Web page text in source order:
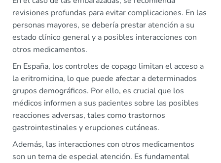
revisiones profundas para evitar complicaciones. En las
personas mayores, se debería prestar atención a su
estado clínico general y a posibles interacciones con
otros medicamentos.
En España, los controles de copago limitan el acceso a
la eritromicina, lo que puede afectar a determinados
grupos demográficos. Por ello, es crucial que los
médicos informen a sus pacientes sobre las posibles
reacciones adversas, tales como trastornos
gastrointestinales y erupciones cutáneas.
Además, las interacciones con otros medicamentos
son un tema de especial atención. Es fundamental